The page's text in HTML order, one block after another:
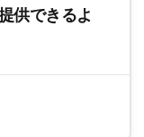
供できるよ